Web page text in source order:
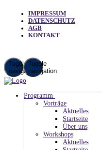
IMPRESSUM
DATENSCHUTZ
AGB
KONTAKT
Toggle
navigation
Toggle
navigation
Programm
Vorträge
Aktuelles
Startseite
Über uns
Workshops
Aktuelles